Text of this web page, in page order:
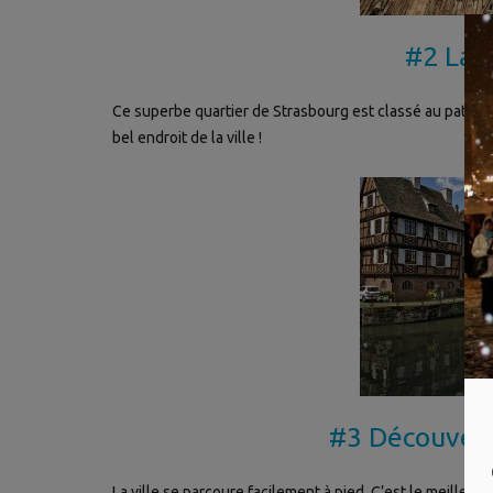
#2 La
Ce superbe quartier de Strasbourg est classé au
bel endroit de la ville !
#3